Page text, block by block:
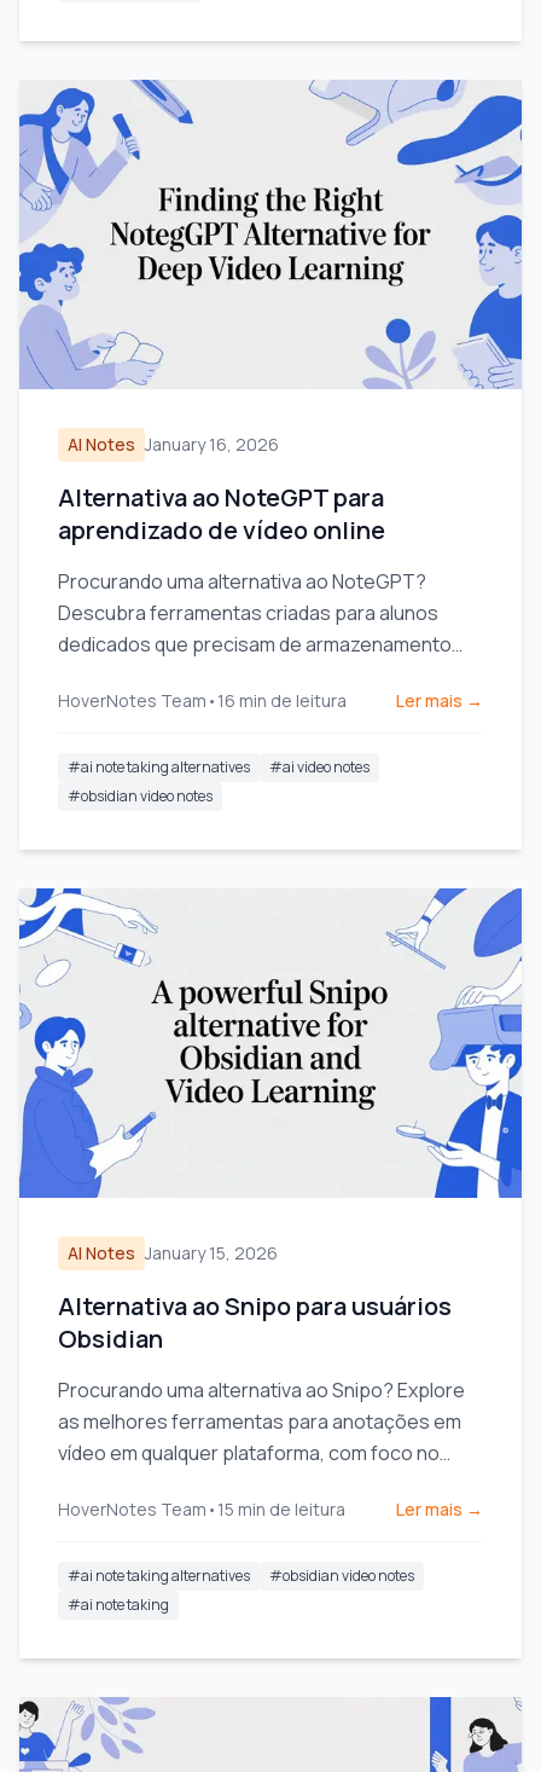
AI Notes January 16, 2026
Alternativa ao NoteGPT para
aprendizado de vídeo online
Procurando uma alternativa ao NoteGPT?
Descubra ferramentas criadas para alunos
dedicados que precisam de armazenamento
partir de vídeos.
HoverNotes Team • 16 min de leitura Ler mais →
#ai note taking alternatives #ai video notes
#obsidian video notes
AI Notes January 15, 2026
Alternativa ao Snipo para usuários
Obsidian
Procurando uma alternativa ao Snipo? Explore
as melhores ferramentas para anotações em
vídeo em qualquer plataforma, com foco no
HoverNotes Team • 15 min de leitura Ler mais →
#ai note taking alternatives #obsidian video notes
#ai note taking